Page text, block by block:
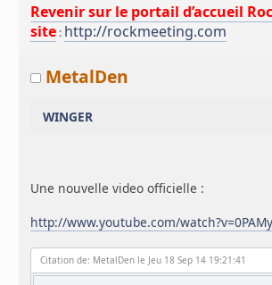
Revenir sur le portail d’accueil
site : http://rockmeeting.com
MetalDen
WINGER
Une nouvelle video officielle :
http://www.youtube.com/
Citation de: MetalDen le Jeu 18 Sep 14 19:21:41